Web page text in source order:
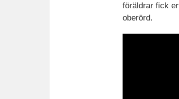
föräldrar fick
oberörd.